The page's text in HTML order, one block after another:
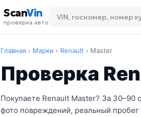
ScanVin
проверка авто
Главная › Марки › Renault › Master
Проверка
Покупаете Renault Master? За 30–90
фото повреждений, реальный